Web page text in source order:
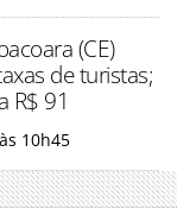
(CE)
de turistas;
R$ 91
10h45